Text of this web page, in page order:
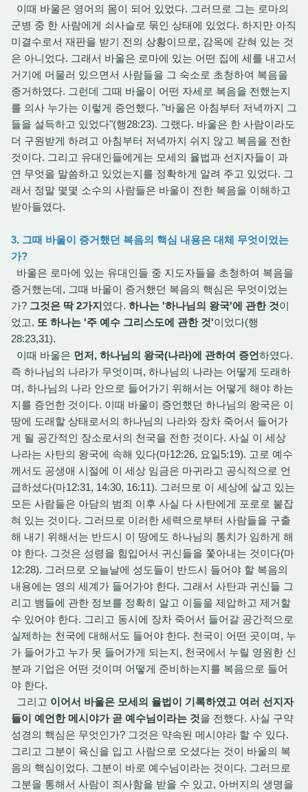
이때 바울은 영어의 몸이 되어 있었다. 그러므로 그는 로마의
군병 중 한 사람에게 쇠사슬로 묶인 상태에 있었다. 하지만 아직
미결수로서 재판을 받기 전의 상황이므로, 감옥에 갇혀 있는 것
은 아니었다. 그래서 바울은 로마에 있는 어떤 집에 세를 내고서
거기에 머물러 있으면서 사람들을 그 숙소로 초청하여 복음을
증거하였다. 그런데 그때 바울이 어떤 자세로 복음을 전했는지
를 의사 누가는 이렇게 증언했다. "바울은 아침부터 저녁까지 그
들을 설득하고 있었다"(행28:23). 그랬다. 바울은 한 사람이라도
더 구원받게 하려고 아침부터 저녁까지 쉬지 않고 복음을 전한
것이다. 그리고 유대인들에게는 모세의 율법과 선지자들이 과
연 무엇을 말씀하고 있었는지를 정확하게 알려 주고 있었다. 그
래서 정말 몇몇 소수의 사람들은 바울이 전한 복음을 이해하고
받아들였다.
3. 그때 바울이 증거했던 복음의 핵심 내용은 대체 무엇이었는
가?
바울은 로마에 있는 유대인들 중 지도자들을 초청하여 복음을
증거했는데, 그때 바울이 증거했던 복음의 핵심은 무엇이었는
가? 그것은 딱 2가지였다. 하나는 '하나님의 왕국'에 관한 것이
었고, 또 하나는 '주 예수 그리스도에 관한 것'이었다(행
28:23,31).
이때 바울은 먼저, 하나님의 왕국(나라)에 관하여 증언하였다.
즉 하나님의 나라가 무엇이며, 하나님의 나라는 어떻게 도래하
며, 하나님의 나라 안으로 들어가기 위해서는 어떻게 해야 하는
지를 증언한 것이다. 이때 바울이 증언했던 하나님의 왕국은 이
땅에 도래할 상태로서의 하나님의 나라와 장차 죽어서 들어가
게 될 공간적인 장소로서의 천국을 전한 것이다. 사실 이 세상
나라는 사탄의 왕국에 속해 있다(마12:26, 요일5:19). 고로 예수
께서도 공생애 시절에 이 세상 임금은 마귀라고 공식적으로 언
급하셨다(마12:31, 14:30, 16:11). 그러므로 이 세상에 살고 있는
모든 사람들은 아담의 범죄 이후 사실 다 사탄에게 포로로 붙잡
혀 있는 것이다. 그러므로 이러한 세력으로부터 사람들을 구출
해 내기 위해서는 반드시 이 땅에도 하나님의 통치가 임하게 해
야 한다. 그것은 성령을 힘입어서 귀신들을 쫓아내는 것이다(마
12:28). 그러므로 오늘날에 성도들이 반드시 들어야 할 복음의
내용에는 영의 세계가 들어가야 한다. 그래서 사탄과 귀신들 그
리고 뱀들에 관한 정보를 정확히 알고 이들을 제압하고 제거할
수 있어야 한다. 그리고 동시에 장차 죽어서 들어갈 공간적으로
실제하는 천국에 대해서도 들어야 한다. 천국이 어떤 곳이며, 누
가 들어가고 누가 못 들어가게 되는지, 천국에서 누릴 영원한 신
분과 기업은 어떤 것이며 어떻게 준비하는지를 복음으로 들어
야 한다.
그리고 이어서 바울은 모세의 율법이 기록하였고 여러 선지자
들이 예언한 메시야가 곧 예수님이라는 것을 전했다. 사실 구약
성경의 핵심은 무엇인가? 그것은 약속된 메시야라 할 수 있다.
그리고 그분이 육신을 입고 사람으로 오셨다는 것이 바울의 복
음의 핵심이었다. 그분이 바로 예수님이라는 것이다. 그러므로
그분을 통해서 사람이 죄사함을 받을 수 있고, 아버지의 생명을